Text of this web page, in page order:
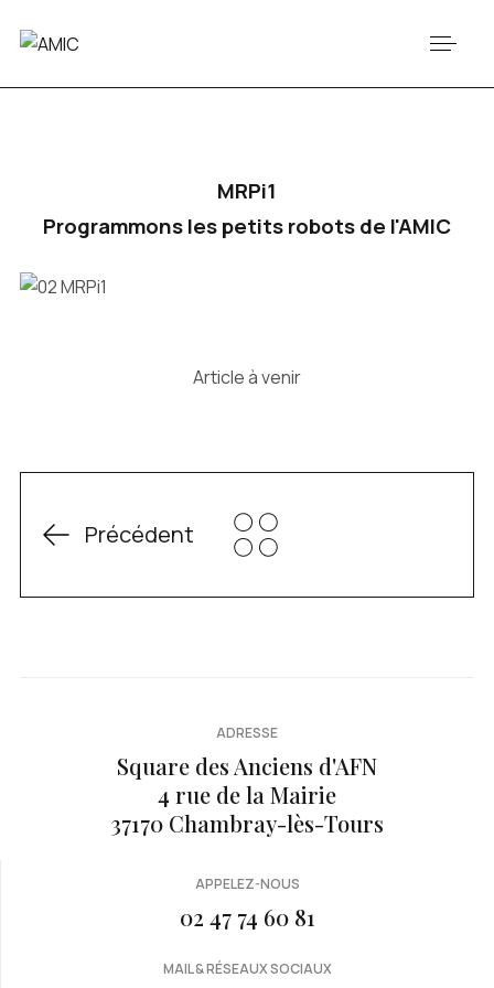
MRPi1
Programmons les petits robots de l'AMIC
Article à venir
Précédent
ADRESSE
Square des Anciens d'AFN
4 rue de la Mairie
37170 Chambray-lès-Tours
APPELEZ-NOUS
02 47 74 60 81
MAIL & RÉSEAUX SOCIAUX